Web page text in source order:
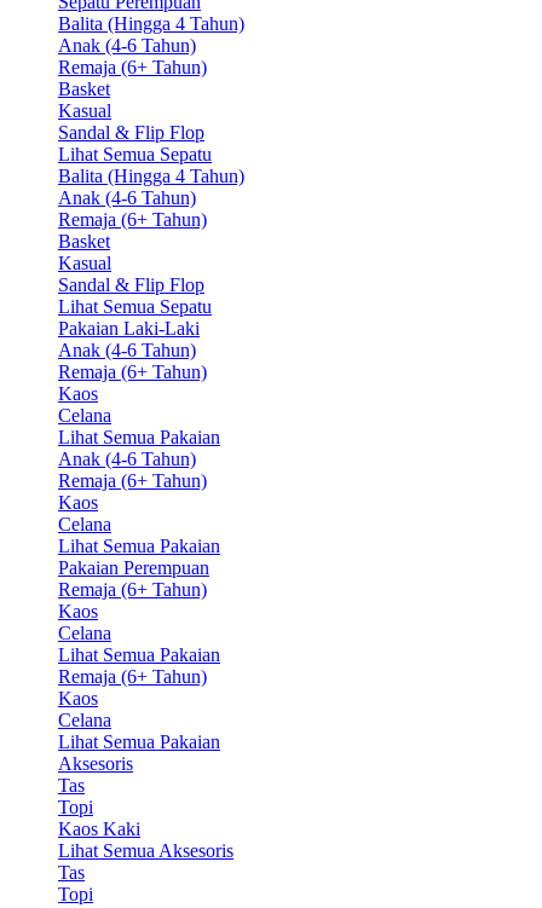
Balita (Hingga 4 Tahun)
Anak (4-6 Tahun)
Remaja (6+ Tahun)
Basket
Kasual
Sandal & Flip Flop
Lihat Semua Sepatu
Balita (Hingga 4 Tahun)
Anak (4-6 Tahun)
Remaja (6+ Tahun)
Basket
Kasual
Sandal & Flip Flop
Lihat Semua Sepatu
Pakaian Laki-Laki
Anak (4-6 Tahun)
Remaja (6+ Tahun)
Kaos
Celana
Lihat Semua Pakaian
Anak (4-6 Tahun)
Remaja (6+ Tahun)
Kaos
Celana
Lihat Semua Pakaian
Pakaian Perempuan
Remaja (6+ Tahun)
Kaos
Celana
Lihat Semua Pakaian
Remaja (6+ Tahun)
Kaos
Celana
Lihat Semua Pakaian
Aksesoris
Tas
Topi
Kaos Kaki
Lihat Semua Aksesoris
Tas
Topi